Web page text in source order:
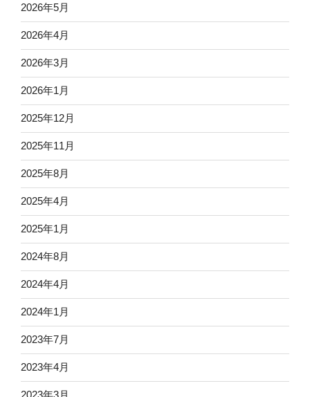
2026年5月
2026年4月
2026年3月
2026年1月
2025年12月
2025年11月
2025年8月
2025年4月
2025年1月
2024年8月
2024年4月
2024年1月
2023年7月
2023年4月